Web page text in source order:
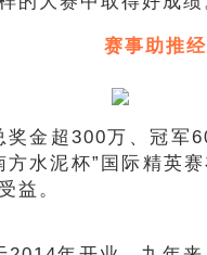
赛事助推
金超300万、冠军
方水泥杯”国际精英
益。